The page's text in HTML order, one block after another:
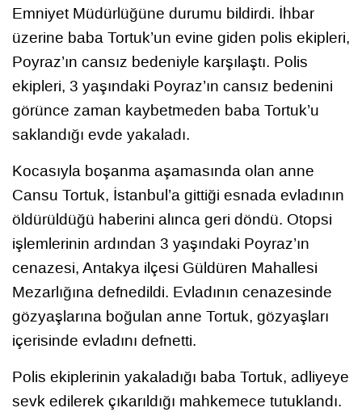
Emniyet Müdürlüğüne durumu bildirdi. İhbar
üzerine baba Tortuk’un evine giden polis ekipleri,
Poyraz’ın cansız bedeniyle karşılaştı. Polis
ekipleri, 3 yaşındaki Poyraz’ın cansız bedenini
görünce zaman kaybetmeden baba Tortuk’u
saklandığı evde yakaladı.
Kocasıyla boşanma aşamasında olan anne
Cansu Tortuk, İstanbul’a gittiği esnada evladının
öldürüldüğü haberini alınca geri döndü. Otopsi
işlemlerinin ardından 3 yaşındaki Poyraz’ın
cenazesi, Antakya ilçesi Güldüren Mahallesi
Mezarlığına defnedildi. Evladının cenazesinde
gözyaşlarına boğulan anne Tortuk, gözyaşları
içerisinde evladını defnetti.
Polis ekiplerinin yakaladığı baba Tortuk, adliyeye
sevk edilerek çıkarıldığı mahkemece tutuklandı.